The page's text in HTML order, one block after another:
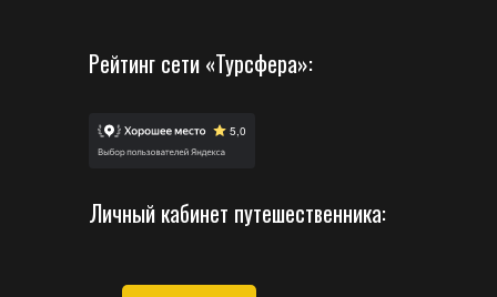
Рейтинг сети «Турсфера»:
Личный кабинет путешественника: